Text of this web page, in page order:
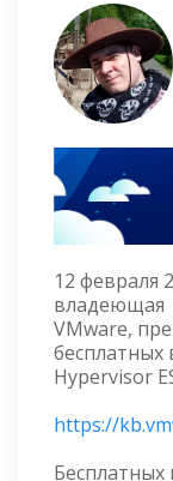
12 февраля
владеющая
VMware,
бесплатных
Hypervisor
https://
Бесплатных